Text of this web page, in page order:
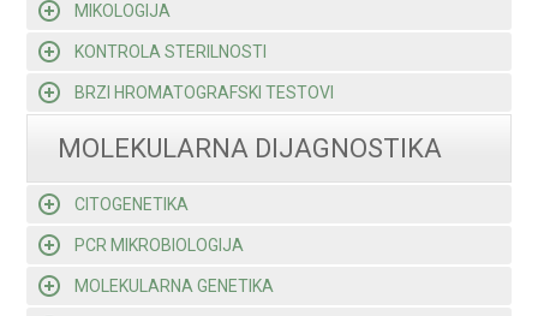
MIKOLOGIJA
KONTROLA STERILNOSTI
BRZI HROMATOGRAFSKI TESTOVI
MOLEKULARNA DIJAGNOSTIKA
CITOGENETIKA
PCR MIKROBIOLOGIJA
MOLEKULARNA GENETIKA